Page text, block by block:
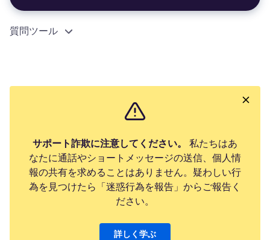
質問ツール
サポート詐欺に注意してください。
私たちはあ
なたに通話やショートメッセージの送信、個人情
報の共有を求めることはありません。疑わしい行
為を見つけたら「迷惑行為を報告」からご報告く
ださい。
詳しく学ぶ